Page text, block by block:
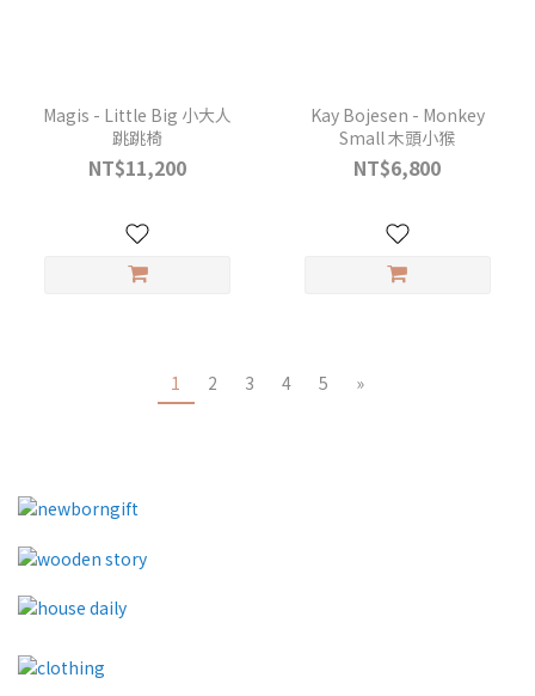
Magis - Little Big 小大人
跳跳椅
NT$11,200
Kay Bojesen - Monkey
Small 木頭小猴
NT$6,800
1 2 3 4 5 »